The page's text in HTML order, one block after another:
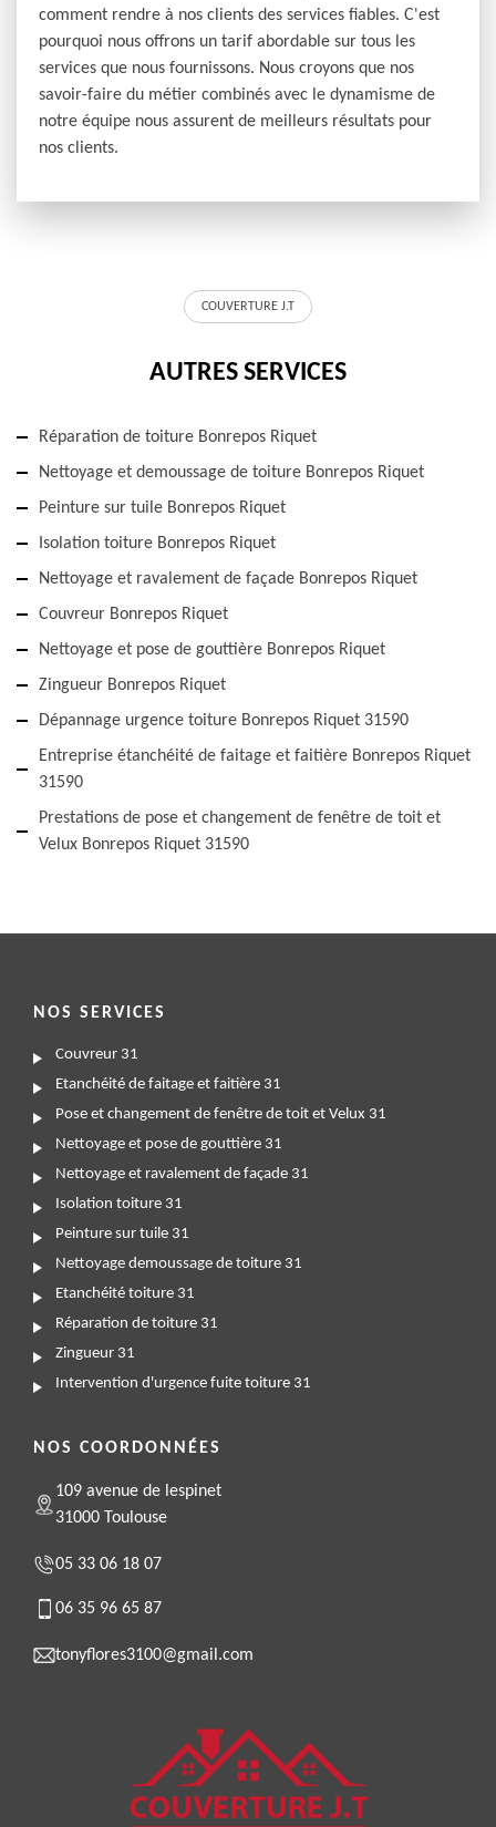
comment rendre à nos clients des services fiables. C'est
pourquoi nous offrons un tarif abordable sur tous les
services que nous fournissons. Nous croyons que nos
savoir-faire du métier combinés avec le dynamisme de
notre équipe nous assurent de meilleurs résultats pour
nos clients.
COUVERTURE J.T
AUTRES SERVICES
Réparation de toiture Bonrepos Riquet
Nettoyage et demoussage de toiture Bonrepos Riquet
Peinture sur tuile Bonrepos Riquet
Isolation toiture Bonrepos Riquet
Nettoyage et ravalement de façade Bonrepos Riquet
Couvreur Bonrepos Riquet
Nettoyage et pose de gouttière Bonrepos Riquet
Zingueur Bonrepos Riquet
Dépannage urgence toiture Bonrepos Riquet 31590
Entreprise étanchéité de faitage et faitière Bonrepos Riquet
31590
Prestations de pose et changement de fenêtre de toit et
Velux Bonrepos Riquet 31590
NOS SERVICES
Couvreur 31
Etanchéité de faitage et faitière 31
Pose et changement de fenêtre de toit et Velux 31
Nettoyage et pose de gouttière 31
Nettoyage et ravalement de façade 31
Isolation toiture 31
Peinture sur tuile 31
Nettoyage demoussage de toiture 31
Etanchéité toiture 31
Réparation de toiture 31
Zingueur 31
Intervention d'urgence fuite toiture 31
NOS COORDONNÉES
109 avenue de lespinet
31000 Toulouse
05 33 06 18 07
06 35 96 65 87
tonyflores3100@gmail.com